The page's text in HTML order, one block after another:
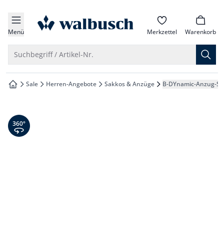
springen
springen
springen
springen
Menü zur Startseite Merkzettel Warenkorb
Suchbegriff / Artikel-Nr.
zur Startseite
Sale Herren-Angebote Sakkos & Anzüge B-DYnamic-Anzug-
360° Ansicht